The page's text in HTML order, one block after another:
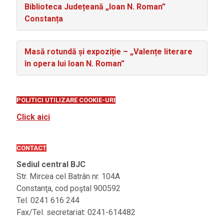
Biblioteca Județeană „Ioan N. Roman”
Constanța
Masă rotundă și expoziție – „Valențe literare
în opera lui Ioan N. Roman”
POLITICI UTILIZARE COOKIE-URI
Click aici
CONTACT
Sediul central BJC
Str. Mircea cel Batrân nr. 104A
Constanţa, cod poştal 900592
Tel. 0241 616 244
Fax/Tel. secretariat: 0241-614482